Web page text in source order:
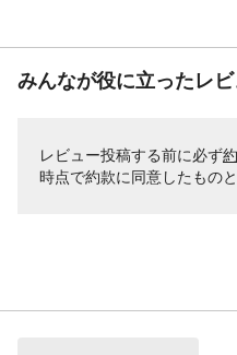
用前に目
コン、
できない
材、油分
みんなが役に立ったレ
レビュー投稿する前に必ず
時点で約款に同意したものと